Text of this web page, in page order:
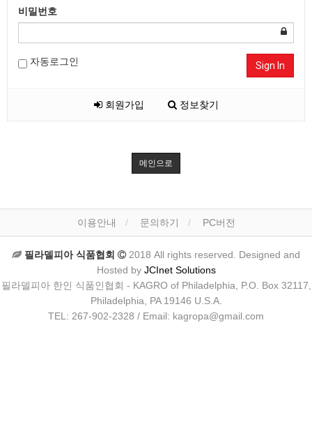
비밀번호
자동로그인 Sign In
회원가입 정보찾기
메인으로
이용안내 문의하기 PC버전
필라델피아 식품협회
2018 All rights reserved. Designed and
Hosted by JCInet Solutions
필라델피아 한인 식품인협회 - KAGRO of Philadelphia, P.O. Box 32117,
Philadelphia, PA 19146 U.S.A.
TEL: 267-902-2328 / Email: kagropa@gmail.com